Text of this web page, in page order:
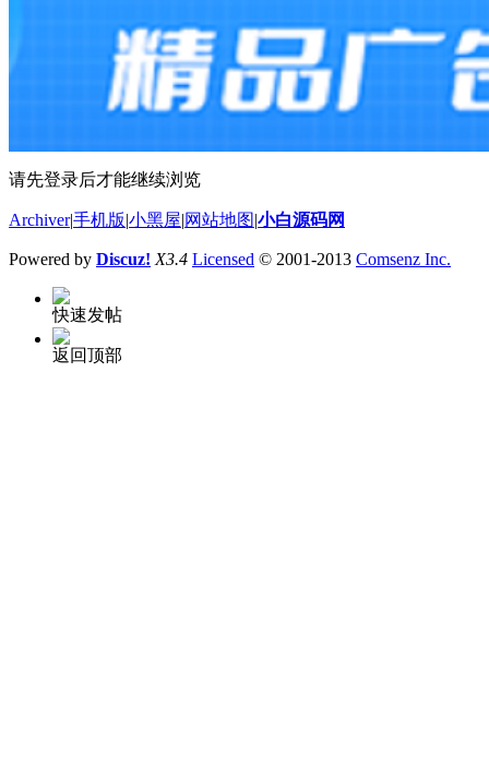
请先登录后才能继续浏览
Archiver|手机版 小黑屋 网站地图 小白源码网
Powered by Discuz! X3.4 Licensed © 2001-2013 Comsenz Inc.
快速发帖
返回顶部